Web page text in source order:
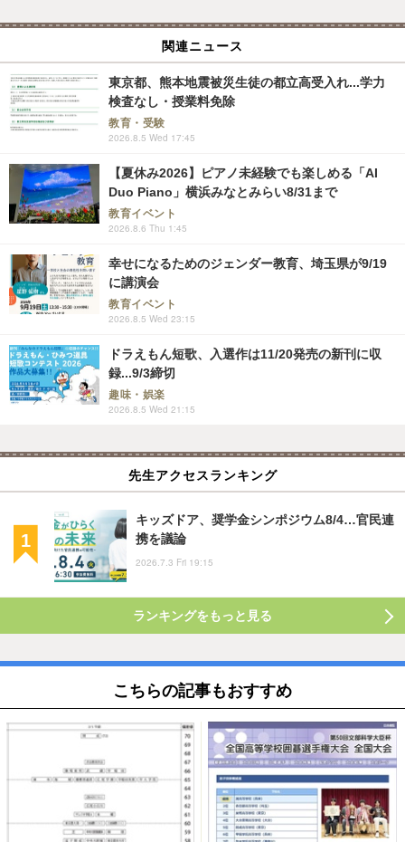
関連ニュース
東京都、熊本地震被災生徒の都立高受入れ...学力
検査なし・授業料免除
教育・受験
2026.8.5 Wed 17:45
【夏休み2026】ピアノ未経験でも楽しめる「AI
Duo Piano」横浜みなとみらい8/31まで
教育イベント
2026.8.6 Thu 1:45
幸せになるためのジェンダー教育、埼玉県が9/19
に講演会
教育イベント
2026.8.5 Wed 23:15
ドラえもん短歌、入選作は11/20発売の新刊に収
録...9/3締切
趣味・娯楽
2026.8.5 Wed 21:15
先生アクセスランキング
キッズドア、奨学金シンポジウム8/4…官民連
携を議論
2026.7.3 Fri 19:15
ランキングをもっと見る
こちらの記事もおすすめ